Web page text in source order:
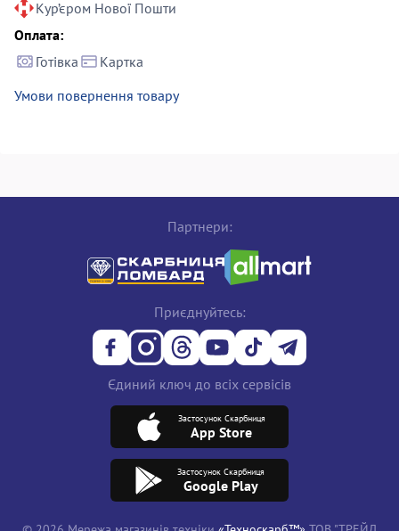
Кур’єром Нової Пошти
Оплата:
Готівка
Картка
Умови повернення товару
Партнери:
Приєднуйтесь:
Єдиний ключ до всіх сервісів
Застосунок Скарбниця
App Store
Застосунок Скарбниця
Google Play